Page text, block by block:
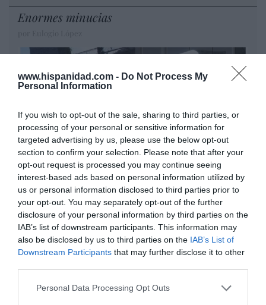
www.hispanidad.com - Do Not Process My
Personal Information
If you wish to opt-out of the sale, sharing to third parties, or
processing of your personal or sensitive information for
targeted advertising by us, please use the below opt-out
section to confirm your selection. Please note that after your
opt-out request is processed you may continue seeing
interest-based ads based on personal information utilized by
us or personal information disclosed to third parties prior to
your opt-out. You may separately opt-out of the further
disclosure of your personal information by third parties on the
IAB’s list of downstream participants. This information may
also be disclosed by us to third parties on the IAB’s List of
Downstream Participants that may further disclose it to other
Personal Data Processing Opt Outs
Enormes minucias
Nokia, Ericsson... Huawei: lo que importan
son las patentes
Eulogio López
Isabel Pantoja pierde dos pleitos
Eulogio López